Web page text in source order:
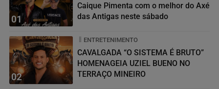
01
Caique Pimenta com o melhor do Axé
das Antigas neste sábado
02
ENTRETENIMENTO
CAVALGADA “O SISTEMA É BRUTO”
HOMENAGEIA UZIEL BUENO NO
TERRAÇO MINEIRO